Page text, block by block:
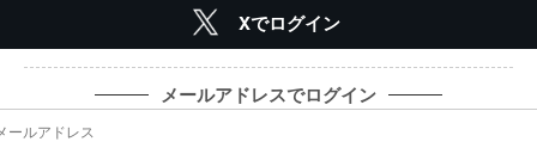
Xでログイン
メールアドレスでログイン